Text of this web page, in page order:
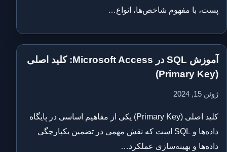
پست، با مفهوم شاخص‌ها، انواع…
آموزش SQL در Microsoft Access: کلید اصلی
(Primary Key)
ژوئن 15, 2024
کلید اصلی (Primary Key) یکی از مفاهیم اساسی در پایگاه‌
داده‌ها و SQL است که نقش مهمی در تضمین یکپارچگی
داده‌ها و بهینه‌سازی عملکرد…